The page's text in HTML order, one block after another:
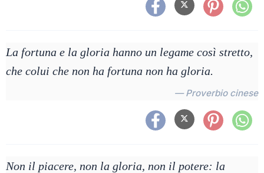
La fortuna e la gloria hanno un legame così stretto,
che colui che non ha fortuna non ha gloria.
— Proverbio cinese
Non il piacere, non la gloria, non il potere: la